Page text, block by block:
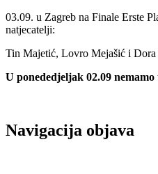
03.09. u Zagreb na Finale Erste
natjecatelji:
Tin Majetić, Lovro Mejašić i
U ponededjeljak 02.09 nemamo
Navigacija objava